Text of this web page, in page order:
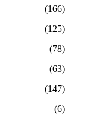
(166)
(125)
(78)
(63)
(147)
(6)